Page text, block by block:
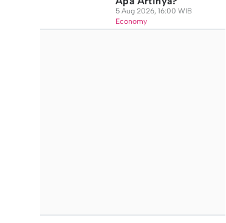
5 Aug 2026, 16:00 WIB
Economy